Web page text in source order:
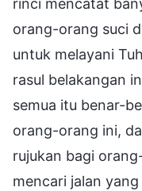
orang-orang suci
untuk melayani
rasul belakangan
semua itu benar-
orang-orang ini,
rujukan bagi
mencari jalan